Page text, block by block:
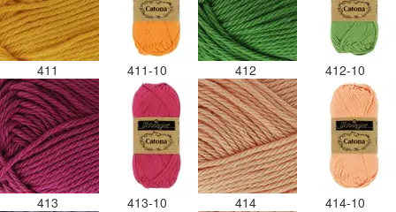
411 411-10 412 412-10
413 413-10 414 414-10